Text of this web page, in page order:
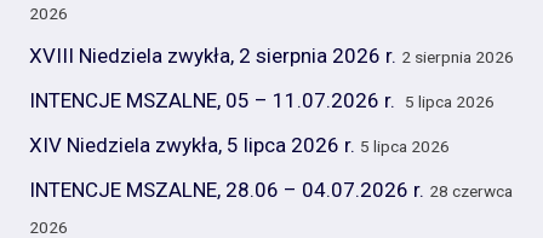
2026
XVIII Niedziela zwykła, 2 sierpnia 2026 r. 2 sierpnia 2026
INTENCJE MSZALNE, 05 – 11.07.2026 r. 5 lipca 2026
XIV Niedziela zwykła, 5 lipca 2026 r. 5 lipca 2026
INTENCJE MSZALNE, 28.06 – 04.07.2026 r. 28 czerwca
2026